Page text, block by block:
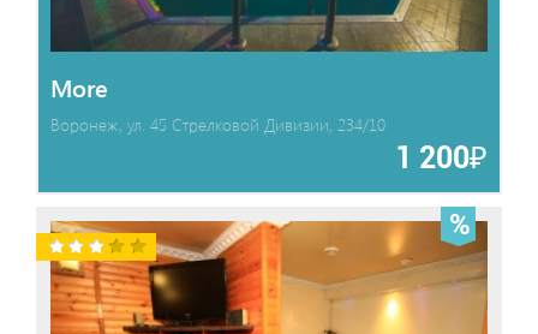
More
Воронеж, ул. 45 Стрелковой Дивизии, 234/10
1 200₽